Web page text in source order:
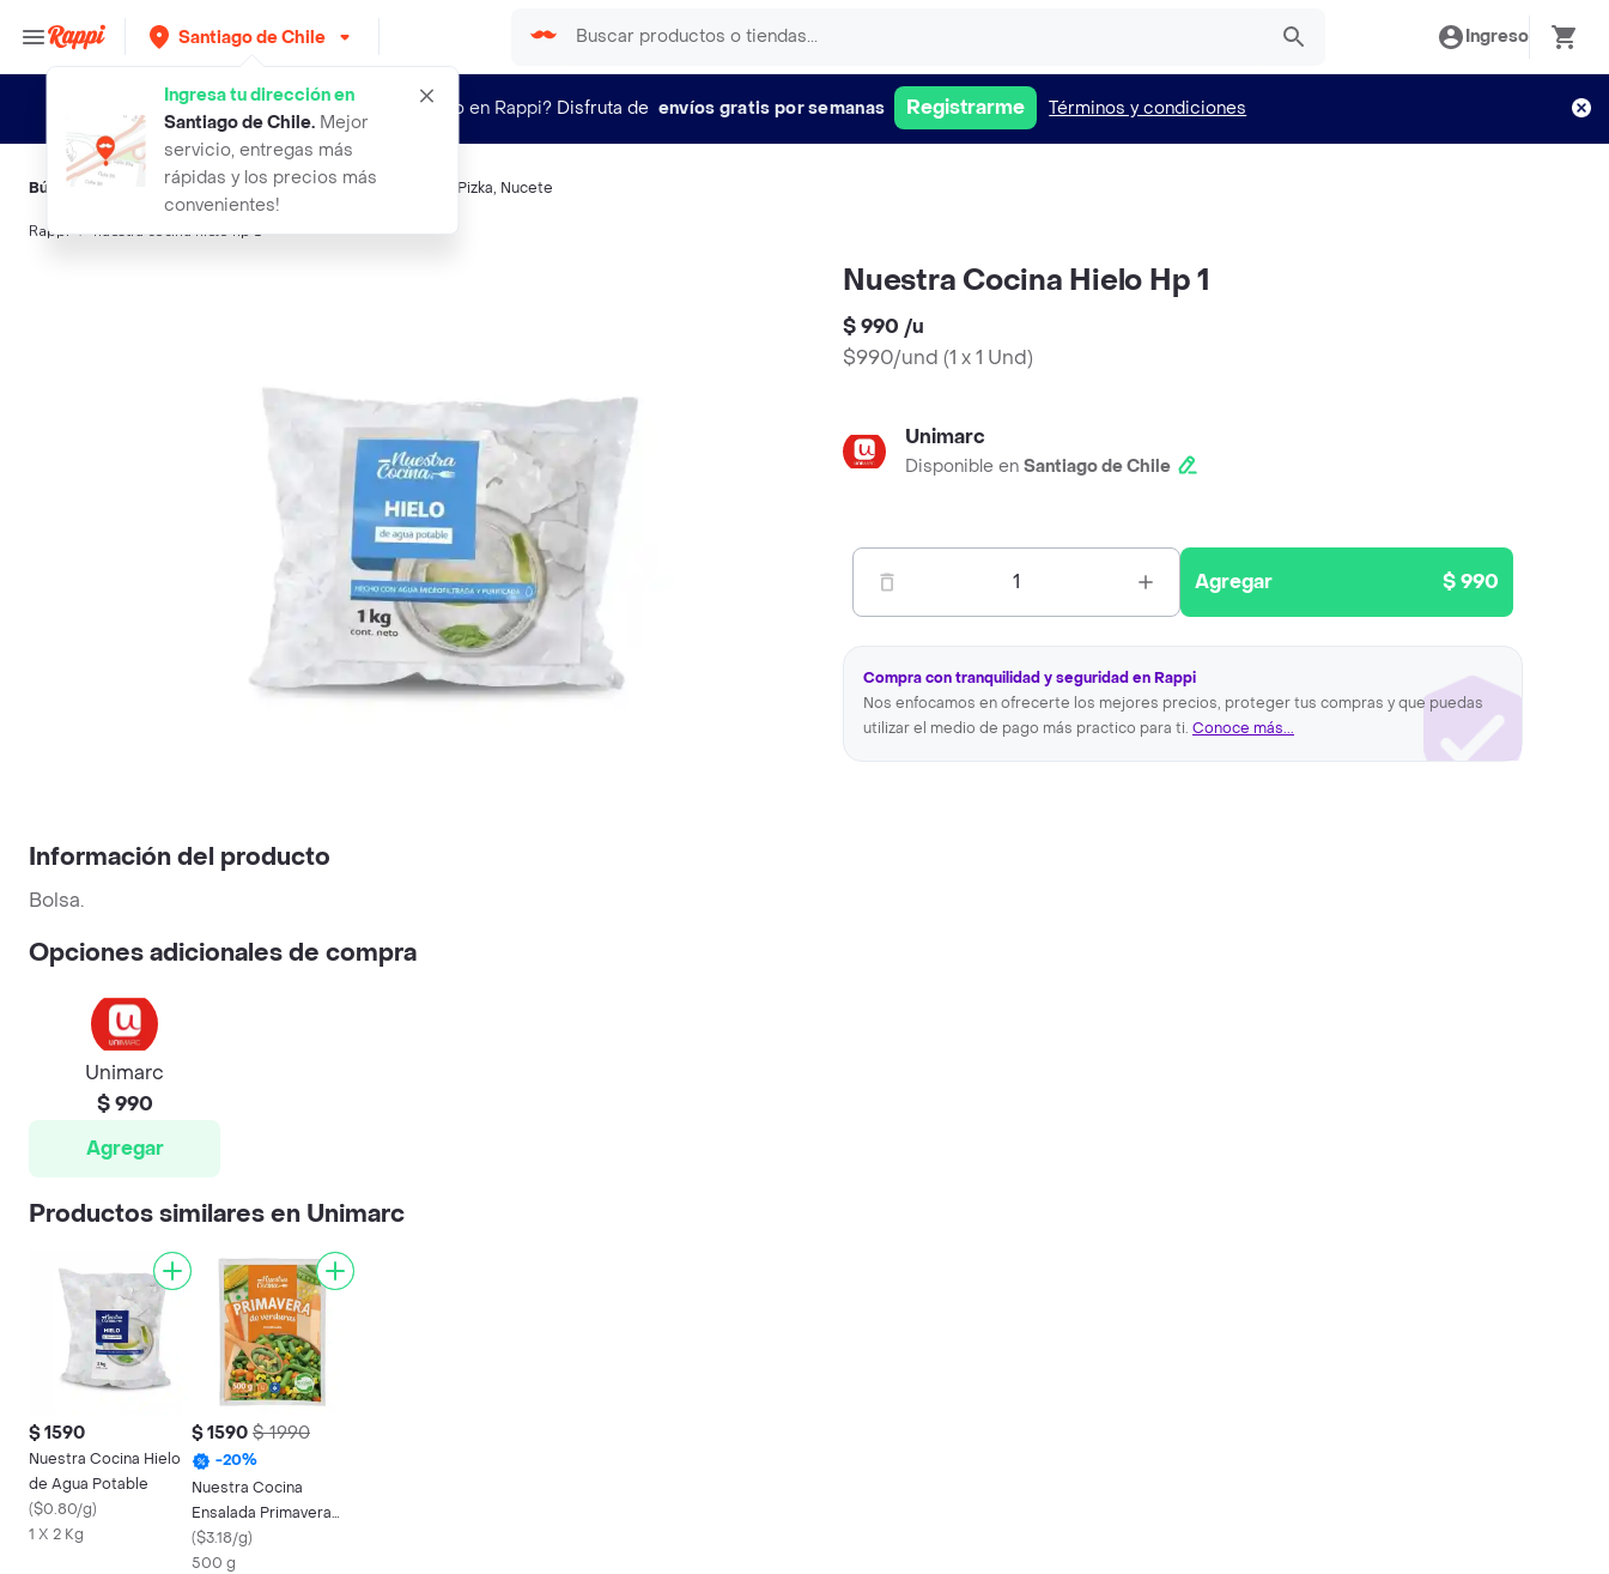
Santiago de Chile
Ingresa tu dirección en
Santiago de Chile. Mejor
servicio, entregas más
rápidas y los precios más
convenientes!
Ingreso
¿Nuevo en Rappi? Disfruta de envíos gratis por semanas Registrarme Términos y condiciones
Búsquedas relacionadas:Hielo,Nuestra Cocina, La Pizka, Nucete
Rappi nuestra cocina hielo hp 1
Nuestra Cocina Hielo Hp 1
$ 990 /u
$990/und (1 x 1 Und)
Unimarc
Disponible en Santiago de Chile
1 Agregar $ 990
Compra con tranquilidad y seguridad en Rappi
Nos enfocamos en ofrecerte los mejores precios, proteger tus compras y que puedas
utilizar el medio de pago más practico para ti. Conoce más...
Información del producto
Bolsa.
Opciones adicionales de compra
Unimarc
$ 990
Agregar
Productos similares en Unimarc
$ 1590
Nuestra Cocina Hielo
de Agua Potable
($0.80/g)
1 X 2 Kg
$ 1590 $ 1990
-20%
Nuestra Cocina
Ensalada Primavera
Congelada
($3.18/g)
500 g